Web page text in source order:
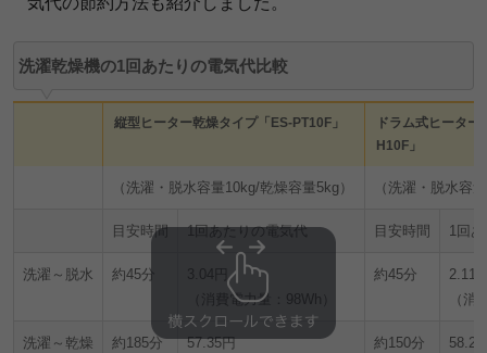
洗濯乾燥機の1回あたりの電気代比較
縦型ヒーター乾燥タイプ「ES-PT10F」
ドラム式ヒータ
H10F」
（洗濯・脱水容量10kg/乾燥容量5kg） （洗濯・脱水容
目安時間 1回あたりの電気代 目安時間 1回
洗濯～脱水 約45分
3.04円
（消費電力量：98Wh）
約45分
2.11
（消
洗濯～乾燥 約185分
57.35円
約150分
58.28